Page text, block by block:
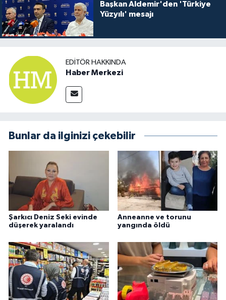
Başkan Aldemir'den 'Türkiye
Yüzyılı' mesajı
EDITÖR HAKKINDA
Haber Merkezi
Bunlar da ilginizi çekebilir
Şarkıcı Deniz Seki evinde
düşerek yaralandı
Anneanne ve torunu
yangında öldü